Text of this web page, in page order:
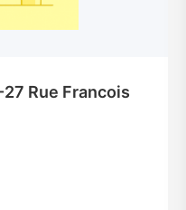
Rue Francois